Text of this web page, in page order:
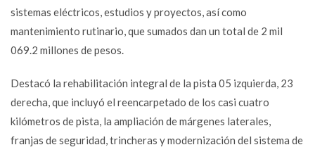
sistemas eléctricos, estudios y proyectos, así como
mantenimiento rutinario, que sumados dan un total de 2 mil
069.2 millones de pesos.
Destacó la rehabilitación integral de la pista 05 izquierda, 23
derecha, que incluyó el reencarpetado de los casi cuatro
kilómetros de pista, la ampliación de márgenes laterales,
franjas de seguridad, trincheras y modernización del sistema de